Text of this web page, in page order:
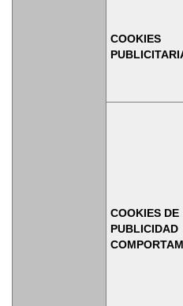
COOKIES
COOKIES DE
PUBLICIDAD